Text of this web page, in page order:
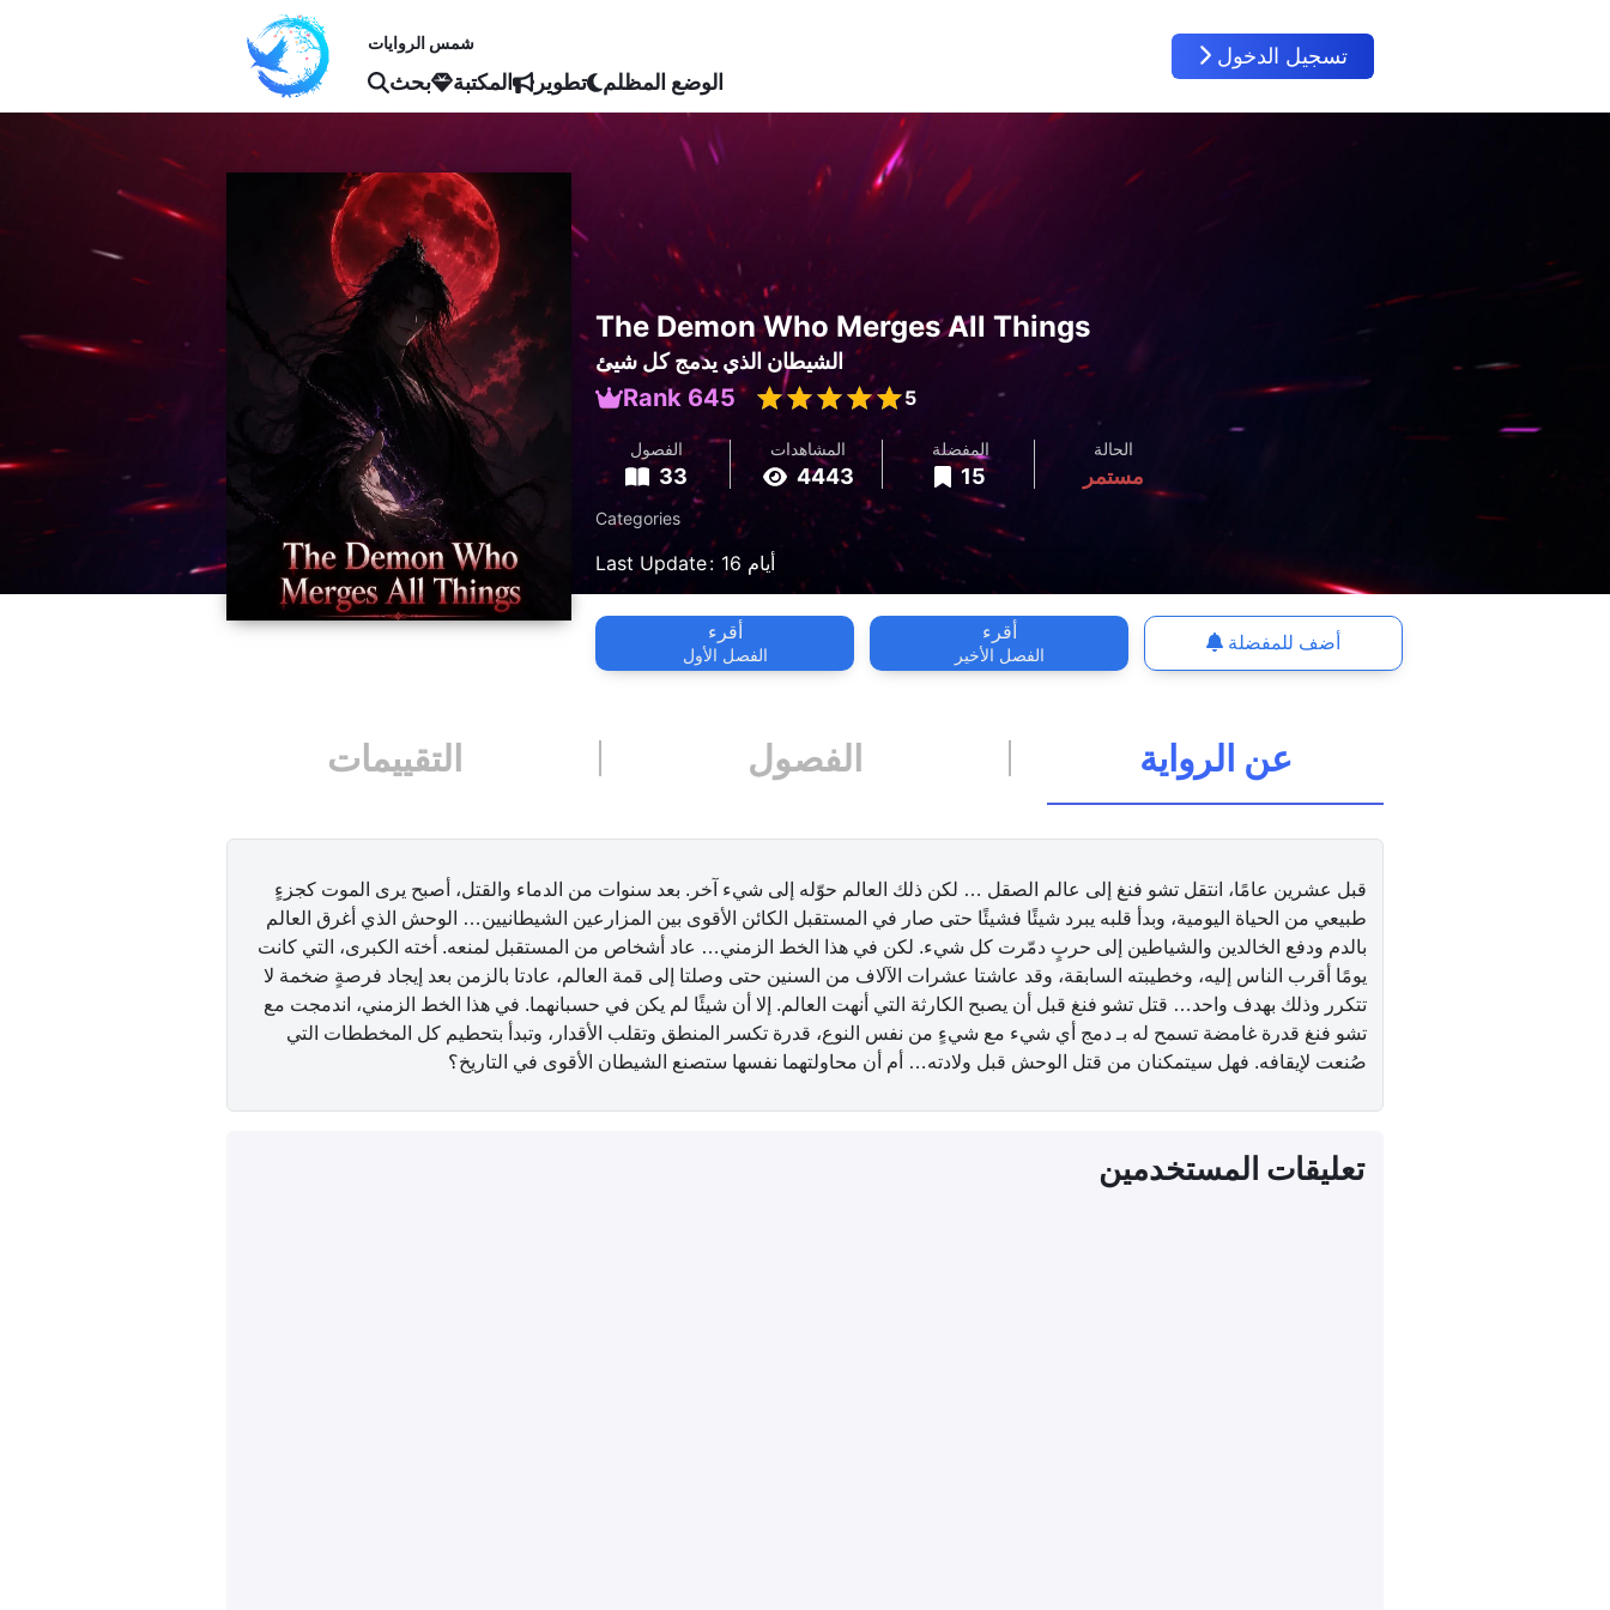
شمس الروايات
بحث المكتبة تطوير الوضع المظلم
تسجيل الدخول
The Demon Who Merges All Things
الشيطان الذي يدمج كل شيئ
Rank 645 5
أقرء
الفصل الأول
أقرء
الفصل الأخير
أضف للمفضلة
33
الفصول
4443
المشاهدات
15
المفضلة
مستمر
الحالة
Last Update 16 أيام
Categories
عن الرواية الفصول التقييمات
قبل عشرين عامًا، انتقل تشو فنغ إلى عالم الصقل … لكن ذلك العالم حوّله إلى شيء آخر. بعد سنوات من الدماء والقتل، أصبح يرى الموت كجزءٍ
طبيعي من الحياة اليومية، وبدأ قلبه يبرد شيئًا فشيئًا حتى صار في المستقبل الكائن الأقوى بين المزارعين الشيطانيين… الوحش الذي أغرق العالم
بالدم ودفع الخالدين والشياطين إلى حربٍ دمّرت كل شيء. لكن في هذا الخط الزمني… عاد أشخاص من المستقبل لمنعه. أخته الكبرى، التي كانت
يومًا أقرب الناس إليه، وخطيبته السابقة، وقد عاشتا عشرات الآلاف من السنين حتى وصلتا إلى قمة العالم، عادتا بالزمن بعد إيجاد فرصةٍ ضخمة لا
تتكرر وذلك بهدف واحد… قتل تشو فنغ قبل أن يصبح الكارثة التي أنهت العالم. إلا أن شيئًا لم يكن في حسبانهما. في هذا الخط الزمني، اندمجت مع
تشو فنغ قدرة غامضة تسمح له بـ دمج أي شيء مع شيءٍ من نفس النوع، قدرة تكسر المنطق وتقلب الأقدار، وتبدأ بتحطيم كل المخططات التي
صُنعت لإيقافه. فهل سيتمكنان من قتل الوحش قبل ولادته… أم أن محاولتهما نفسها ستصنع الشيطان الأقوى في التاريخ؟
تعليقات المستخدمين